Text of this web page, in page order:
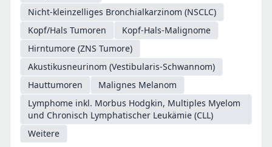
Nicht-kleinzelliges Bronchialkarzinom (NSCLC)
Kopf/Hals Tumoren
Kopf-Hals-Malignome
Hirntumore (ZNS Tumore)
Akustikusneurinom (Vestibularis-Schwannom)
Hauttumoren
Malignes Melanom
Lymphome inkl. Morbus Hodgkin, Multiples Myelom
und Chronisch Lymphatischer Leukämie (CLL)
Weitere